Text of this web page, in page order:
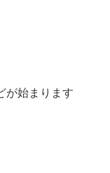
が始まります